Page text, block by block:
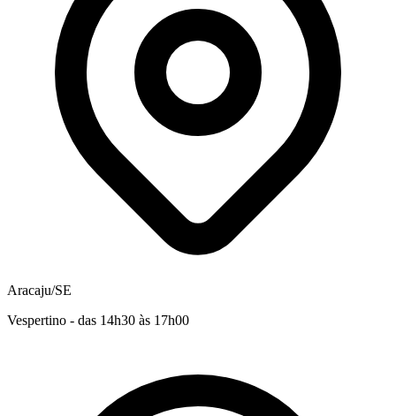
Aracaju/SE
Vespertino - das 14h30 às 17h00